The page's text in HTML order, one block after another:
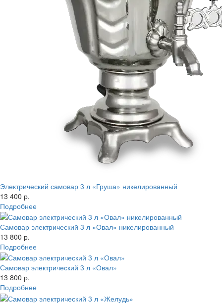
Электрический самовар 3 л «Груша» никелированный
13 400 р.
Подробнее
Самовар электрический 3 л «Овал» никелированный
13 800 р.
Подробнее
Самовар электрический 3 л «Овал»
13 800 р.
Подробнее